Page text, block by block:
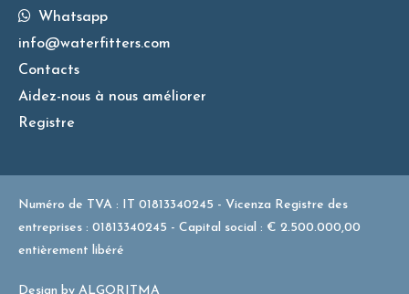
Whatsapp
info@waterfitters.com
Contacts
Aidez-nous à nous améliorer
Registre
Numéro de TVA : IT 01813340245 - Vicenza Registre des
entreprises : 01813340245 - Capital social : € 2.500.000,00
entièrement libéré
Design by ALGORITMA